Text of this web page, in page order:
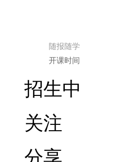
随报随学
开课时间
招生中
关注
分享